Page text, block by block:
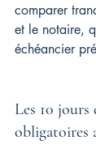
comparer
et le notaire,
échéancier
Les 10
obligatoires